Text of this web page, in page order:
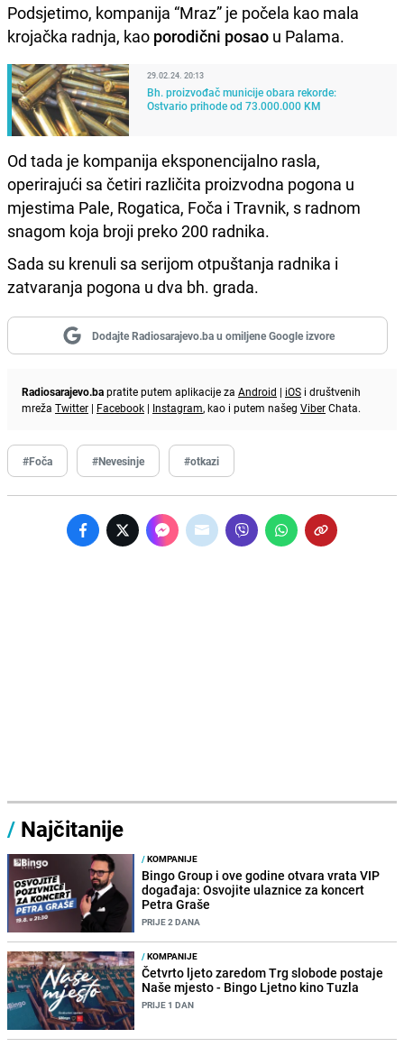
Podsjetimo, kompanija “Mraz” je počela kao mala
krojačka radnja, kao porodični posao u Palama.
29.02.24. 20:13
Bh. proizvođač municije obara rekorde:
Ostvario prihode od 73.000.000 KM
Od tada je kompanija eksponencijalno rasla,
operirajući sa četiri različita proizvodna pogona u
mjestima Pale, Rogatica, Foča i Travnik, s radnom
snagom koja broji preko 200 radnika.
Sada su krenuli sa serijom otpuštanja radnika i
zatvaranja pogona u dva bh. grada.
Dodajte Radiosarajevo.ba u omiljene Google izvore
Radiosarajevo.bapratite putem aplikacije za Android | iOS i društvenih
mreža Twitter | Facebook | Instagram, kao i putem našeg ViberChata.
#Foča #Nevesinje #otkazi
/ Najčitanije
/KOMPANIJE
Bingo Group i ove godine otvara vrata VIP
događaja: Osvojite ulaznice za koncert
Petra Graše
PRIJE 2 DANA
/KOMPANIJE
Četvrto ljeto zaredom Trg slobode postaje
Naše mjesto - Bingo Ljetno kino Tuzla
PRIJE 1 DAN